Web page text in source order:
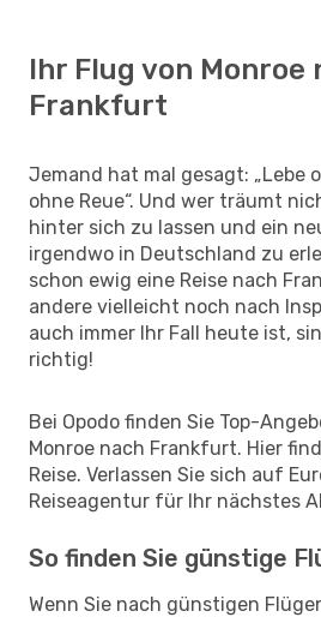
Ihr Flug von Monroe
Frankfurt
Jemand hat mal gesagt: „Lebe
ohne Reue“. Und wer träumt
hinter sich zu lassen und ein
irgendwo in Deutschland zu
schon ewig eine Reise nach
andere vielleicht noch nach
auch immer Ihr Fall heute ist,
richtig!
Bei Opodo finden Sie Top-
Monroe nach Frankfurt. Hier
Reise. Verlassen Sie sich auf
Reiseagentur für Ihr nächstes
So finden Sie günstige
Wenn Sie nach günstigen